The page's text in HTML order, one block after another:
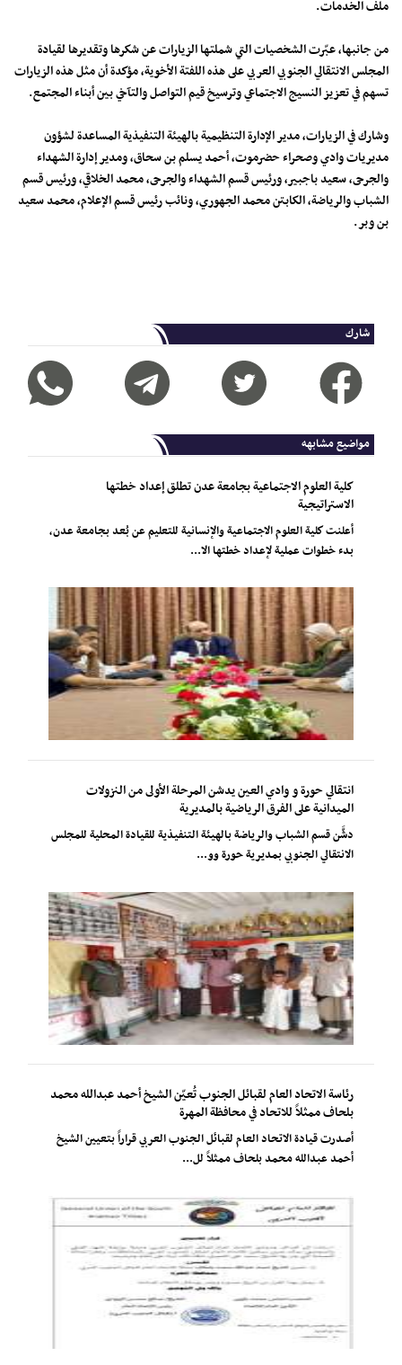
ملف الخدمات.
من جانبها، عبّرت الشخصيات التي شملتها الزيارات عن شكرها وتقديرها لقيادة
المجلس الانتقالي الجنوبي العربي على هذه اللفتة الأخوية، مؤكدة أن مثل هذه الزيارات
تسهم في تعزيز النسيج الاجتماعي وترسيخ قيم التواصل والتآخي بين أبناء المجتمع.
وشارك في الزيارات، مدير الإدارة التنظيمية بالهيئة التنفيذية المساعدة لشؤون
مديريات وادي وصحراء حضرموت، أحمد يسلم بن سحاق، ومدير إدارة الشهداء
والجرحى، سعيد باجبير، ورئيس قسم الشهداء والجرحى، محمد الخلاقي، ورئيس قسم
الشباب والرياضة، الكابتن محمد الجهوري، ونائب رئيس قسم الإعلام، محمد سعيد
بن وبر.
شارك
مواضيع مشابهه
كلية العلوم الاجتماعية بجامعة عدن تطلق إعداد خطتها
الاستراتيجية
أعلنت كلية العلوم الاجتماعية والإنسانية للتعليم عن بُعد بجامعة عدن،
بدء خطوات عملية لإعداد خطتها الا...
انتقالي حورة و وادي العين يدشن المرحلة الأولى من النزولات
الميدانية على الفرق الرياضية بالمديرية
دشَّن قسم الشباب والرياضة بالهيئة التنفيذية للقيادة المحلية للمجلس
الانتقالي الجنوبي بمديرية حورة وو...
رئاسة الاتحاد العام لقبائل الجنوب تُعيّن الشيخ أحمد عبدالله محمد
بلحاف ممثلاً للاتحاد في محافظة المهرة
أصدرت قيادة الاتحاد العام لقبائل الجنوب العربي قراراً بتعيين الشيخ
أحمد عبدالله محمد بلحاف ممثلاً لل...